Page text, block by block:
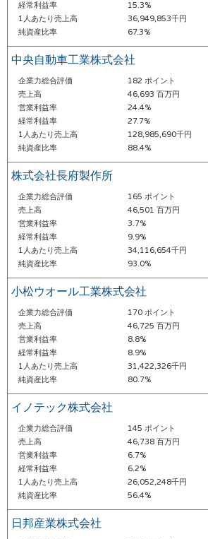
経常利益率
15.3%
1人あたり売上高
36,949,853千円
純資産比率
67.3%
中央自動車工業株式会社
企業力総合評価
182 ポイント
売上高
46,693 百万円
営業利益率
24.4%
経常利益率
27.7%
1人あたり売上高
128,985,690千円
純資産比率
88.4%
株式会社長府製作所
企業力総合評価
165 ポイント
売上高
46,501 百万円
営業利益率
3.7%
経常利益率
9.9%
1人あたり売上高
34,116,654千円
純資産比率
93.0%
小松ウオール工業株式会社
企業力総合評価
170 ポイント
売上高
46,725 百万円
営業利益率
8.8%
経常利益率
8.9%
1人あたり売上高
31,422,326千円
純資産比率
80.7%
イノテック株式会社
企業力総合評価
145 ポイント
売上高
46,738 百万円
営業利益率
6.7%
経常利益率
6.2%
1人あたり売上高
26,052,248千円
純資産比率
56.4%
日邦産業株式会社